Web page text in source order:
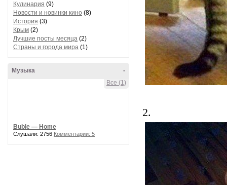
Кулинария (9)
Новости и новинки кино (8)
История (3)
Крым (2)
Лучшие посты месяца (2)
Страны и города мира (1)
-
Музыка
Все (1)
Buble — Home
Слушали: 2756 Комментарии: 5
2.